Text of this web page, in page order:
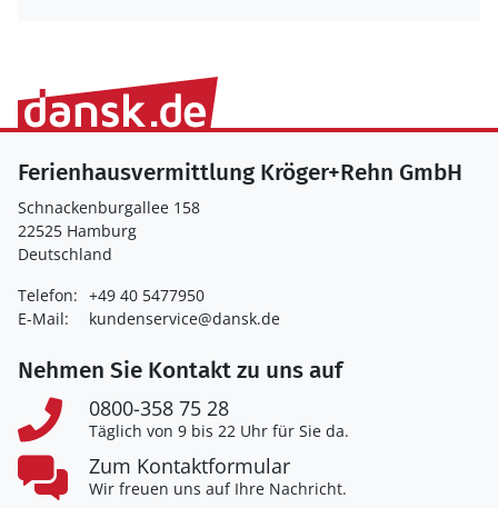
Ferienhausvermittlung Kröger+Rehn GmbH
Schnackenburgallee 158
22525 Hamburg
Deutschland
Telefon: +49 40 5477950
E-Mail:
kundenservice@dansk.de
Nehmen Sie Kontakt zu uns auf
0800-358 75 28
Täglich von 9 bis 22 Uhr für Sie da.
Zum Kontaktformular
Wir freuen uns auf Ihre Nachricht.